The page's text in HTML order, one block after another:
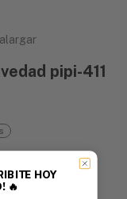
pipi-411
HOY
🔥